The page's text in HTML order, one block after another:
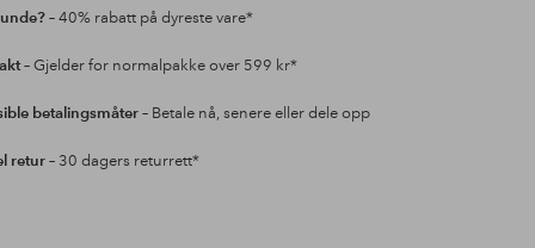
– 40% rabatt på dyreste vare*
– Gjelder for normalpakke over 599 kr*
betalingsmåter– Betale nå, senere eller dele opp
retur– 30 dagers returrett*